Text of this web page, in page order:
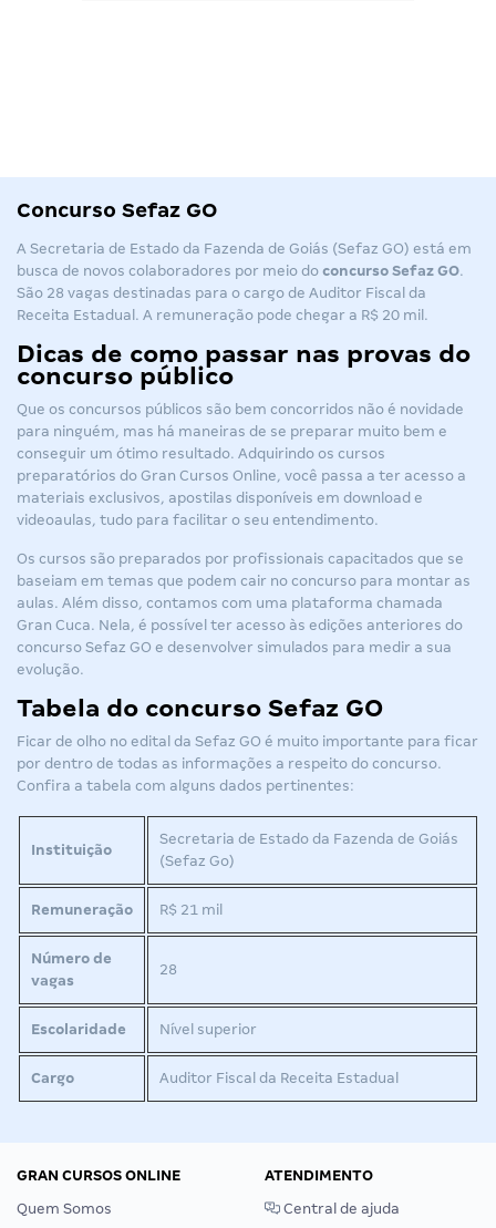
Concurso Sefaz GO
A Secretaria de Estado da Fazenda de Goiás (Sefaz GO) está em
busca de novos colaboradores por meio do concurso Sefaz GO.
São 28 vagas destinadas para o cargo de Auditor Fiscal da
Receita Estadual. A remuneração pode chegar a R$ 20 mil.
Dicas de como passar nas provas do
concurso público
Que os concursos públicos são bem concorridos não é novidade
para ninguém, mas há maneiras de se preparar muito bem e
conseguir um ótimo resultado. Adquirindo os cursos
preparatórios do Gran Cursos Online, você passa a ter acesso a
materiais exclusivos, apostilas disponíveis em download e
videoaulas, tudo para facilitar o seu entendimento.
Os cursos são preparados por profissionais capacitados que se
baseiam em temas que podem cair no concurso para montar as
aulas. Além disso, contamos com uma plataforma chamada
Gran Cuca. Nela, é possível ter acesso às edições anteriores do
concurso Sefaz GO e desenvolver simulados para medir a sua
evolução.
Tabela do concurso Sefaz GO
Ficar de olho no edital da Sefaz GO é muito importante para ficar
por dentro de todas as informações a respeito do concurso.
Confira a tabela com alguns dados pertinentes:
Instituição
Secretaria de Estado da Fazenda de Goiás
(Sefaz Go)
Remuneração R$ 21 mil
Número de
vagas
28
Escolaridade Nível superior
Cargo Auditor Fiscal da Receita Estadual
GRAN CURSOS ONLINE
Quem Somos
ATENDIMENTO
Central de ajuda